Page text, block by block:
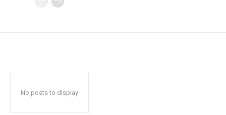
No posts to display